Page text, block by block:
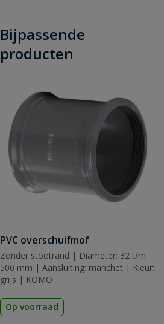
Bijpassende
producten
PVC overschuifmof
Zonder stootrand | Diameter: 32 t/m
500 mm | Aansluiting: manchet | Kleur:
grijs | KOMO
Op voorraad